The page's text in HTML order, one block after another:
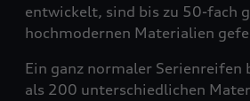
entwickelt, sind bis zu 50-fach
hochmodernen Materialien
Ein ganz normaler Serienreifen
als 200 unterschiedlichen